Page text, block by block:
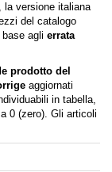
la versione italiana
del catalogo
base agli errata
prodotto del
aggiornati
in tabella,
0 (zero). Gli articoli